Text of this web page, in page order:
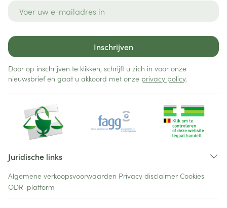
Inschrijven
Door op inschrijven te klikken, schrijft u zich in voor onze
nieuwsbrief en gaat u akkoord met onze privacy policy.
Juridische links
Algemene verkoopsvoorwaarden Privacy disclaimer Cookies
ODR-platform